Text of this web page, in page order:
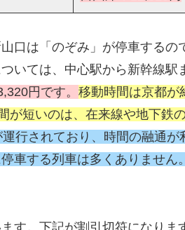
口は「のぞみ」が停車するの
いては、中心駅から新幹線駅
円です。 移動時間は京都が
が短いのは、在来線や地下鉄
行されており、時間の融通が
車する列車は多くありません
す。下記が割引切符になりま